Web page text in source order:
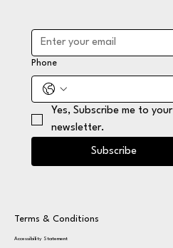
Phone
Yes, Subscribe me to your
newsletter.
Subscribe
Terms & Conditions
Accessibility Statement